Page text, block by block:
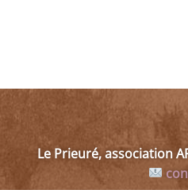
Le Prieuré, association